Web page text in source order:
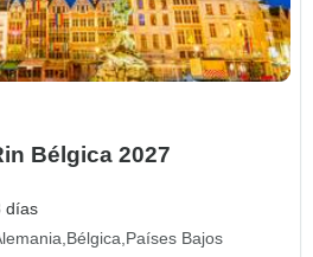
Bélgica 2027
días
Bélgica Países Bajos